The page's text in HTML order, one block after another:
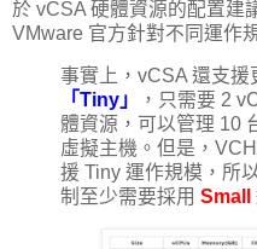
於 vCSA 硬體資源的配置建
VMware 官方針對不同運作
事實上，vCSA 還支援
「Tiny」
，只需要 2
體資源，可以管理 10
虛擬主機。但是，
援 Tiny 運作規模，所
制至少需要採用 Small